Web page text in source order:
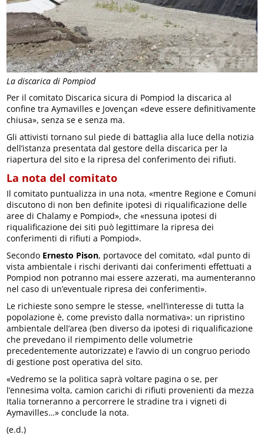
La discarica di Pompiod
Per il comitato Discarica sicura di Pompiod la discarica al
confine tra Aymavilles e Jovençan «deve essere definitivamente
chiusa», senza se e senza ma.
Gli attivisti tornano sul piede di battaglia alla luce della notizia
dell’istanza presentata dal gestore della discarica per la
riapertura del sito e la ripresa del conferimento dei rifiuti.
La nota del comitato
Il comitato puntualizza in una nota, «mentre Regione e Comuni
discutono di non ben definite ipotesi di riqualificazione delle
aree di Chalamy e Pompiod», che «nessuna ipotesi di
riqualificazione dei siti può legittimare la ripresa dei
conferimenti di rifiuti a Pompiod».
Secondo Ernesto Pison, portavoce del comitato, «dal punto di
vista ambientale i rischi derivanti dai conferimenti effettuati a
Pompiod non potranno mai essere azzerati, ma aumenteranno
nel caso di un’eventuale ripresa dei conferimenti».
Le richieste sono sempre le stesse, «nell’interesse di tutta la
popolazione è, come previsto dalla normativa»: un ripristino
ambientale dell’area (ben diverso da ipotesi di riqualificazione
che prevedano il riempimento delle volumetrie
precedentemente autorizzate) e l’avvio di un congruo periodo
di gestione post operativa del sito.
«Vedremo se la politica saprà voltare pagina o se, per
l’ennesima volta, camion carichi di rifiuti provenienti da mezza
Italia torneranno a percorrere le stradine tra i vigneti di
Aymavilles…» conclude la nota.
(e.d.)